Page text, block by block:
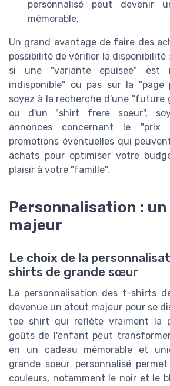
personnalisé peut devenir
mémorable.
Un grand avantage de faire des
possibilité de vérifier la
si une "variante epuisee" est
indisponible" ou pas sur la "page
soyez à la recherche d'une "future
ou d'un "shirt frere soeur",
annonces concernant le
promotions éventuelles qui
achats pour optimiser votre
plaisir à votre "famille".
Personnalisation :
majeur
Le choix de la
shirts de grande sœur
La personnalisation des t-shirts
devenue un atout majeur pour se
tee shirt qui reflète vraiment la
goûts de l'enfant peut
en un cadeau mémorable et
grande soeur personnalisé
couleurs, notamment le noir et le